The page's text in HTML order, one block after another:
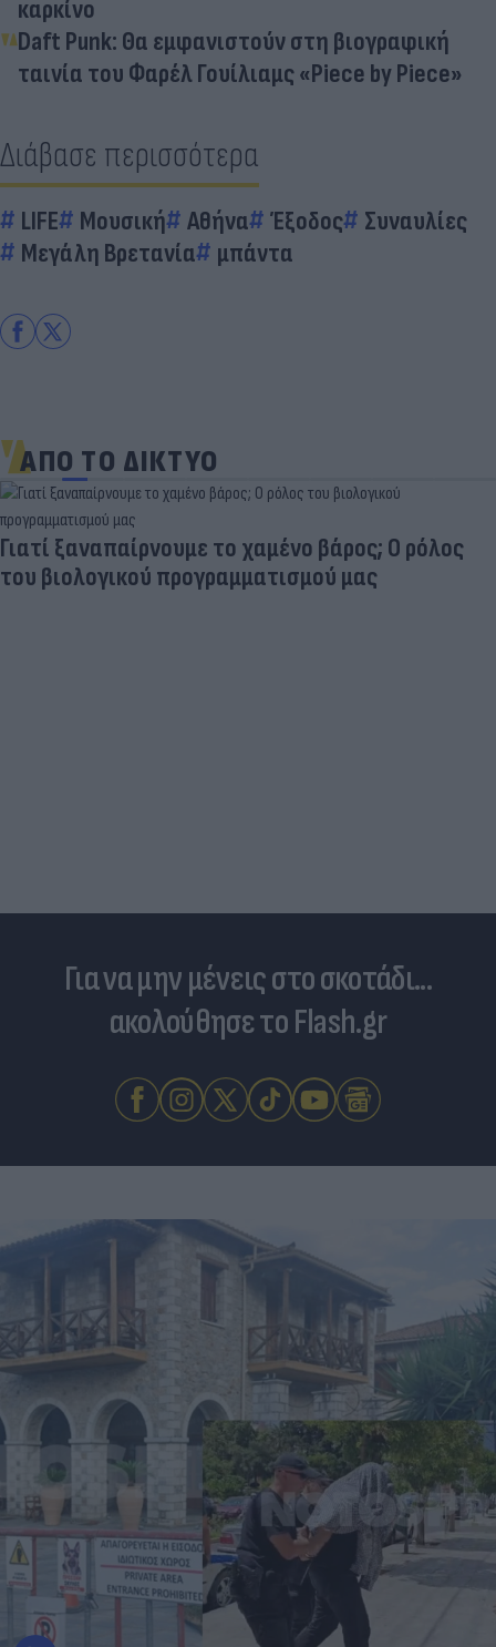
καρκίνο
Daft Punk: Θα εμφανιστούν στη βιογραφική
ταινία του Φαρέλ Γουίλιαμς «Piece by Piece»
Διάβασε περισσότερα
LIFE Μουσική Αθήνα Έξοδος
Συναυλίες
Μεγάλη Βρετανία
μπάντα
ΑΠΟ ΤΟ ΔΙΚΤΥΟ
Γιατί ξαναπαίρνουμε το χαμένο βάρος; Ο ρόλος
του βιολογικού προγραμματισμού μας
Για να μην μένεις στο σκοτάδι...
ακολούθησε το Flash.gr